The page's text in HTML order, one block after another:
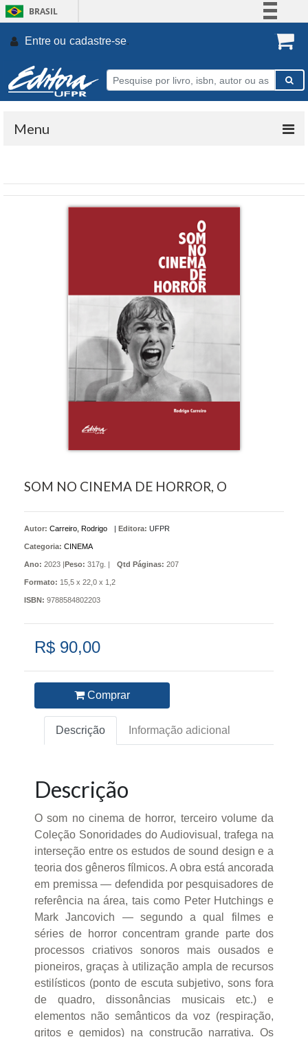
BRASIL
Participe
Entre ou cadastre-se.
Menu
SOM NO CINEMA DE HORROR, O
Autor: Carreiro, Rodrigo | Editora: UFPR
Categoria: CINEMA
Ano: 2023 |Peso: 317g. | Qtd Páginas: 207
Formato: 15,5 x 22,0 x 1,2
ISBN: 9788584802203
R$ 90,00
Comprar
Descrição Informação adicional
Descrição
O som no cinema de horror, terceiro volume da
Coleção Sonoridades do Audiovisual, trafega na
interseção entre os estudos de sound design e a
teoria dos gêneros fílmicos. A obra está ancorada
em premissa — defendida por pesquisadores de
referência na área, tais como Peter Hutchings e
Mark Jancovich — segundo a qual filmes e
séries de horror concentram grande parte dos
processos criativos sonoros mais ousados e
pioneiros, graças à utilização ampla de recursos
estilísticos (ponto de escuta subjetivo, sons fora
de quadro, dissonâncias musicais etc.) e
elementos não semânticos da voz (respiração,
gritos e gemidos) na construção narrativa. Os